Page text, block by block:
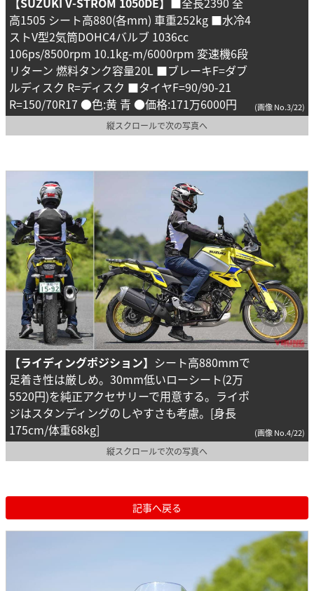
高1505 シート高880(各mm) 車重252kg ■水冷4
ストV型2気筒DOHC4バルブ 1036cc
106ps/8500rpm 10.1kg-m/6000rpm 変速機6段
リターン 燃料タンク容量20L ■ブレーキF=ダブ
ルディスク R=ディスク ■タイヤF=90/90-21
R=150/70R17 ●色:黄 青 ●価格:171万6000円
(画像 No.3/22)
縦スクロールで次の写真へ
【ライディングポジション】 シート高880mmで
足着き性は厳しめ。30mm低いローシート(2万
5520円)を純正アクセサリーで用意する。ライポ
ジはスタンディングのしやすさも考慮。[身長
175cm/体重68kg]
(画像 No.4/22)
縦スクロールで次の写真へ
記事へ戻る